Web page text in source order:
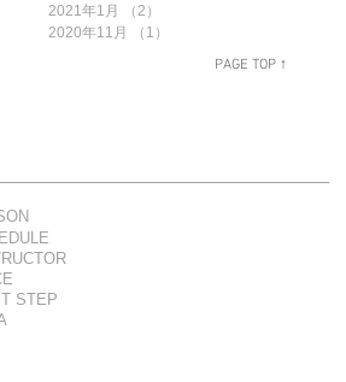
2021年1月
（2）
2020年11月
（1）
PAGE TOP ↑
STEP